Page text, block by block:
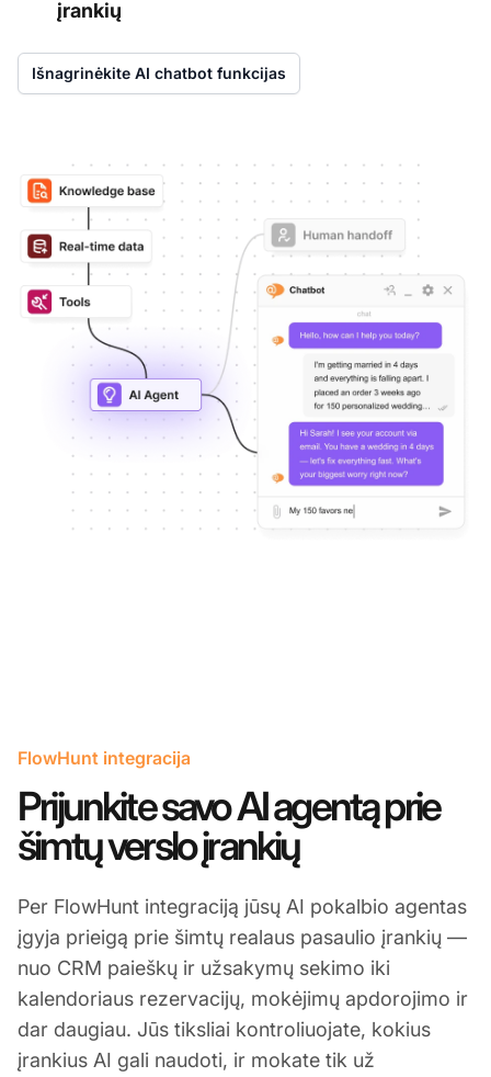
įrankių
Išnagrinėkite AI chatbot funkcijas
FlowHunt integracija
Prijunkite savo AI agentą prie
šimtų verslo įrankių
Per FlowHunt integraciją jūsų AI pokalbio agentas
įgyja prieigą prie šimtų realaus pasaulio įrankių —
nuo CRM paieškų ir užsakymų sekimo iki
kalendoriaus rezervacijų, mokėjimų apdorojimo ir
dar daugiau. Jūs tiksliai kontroliuojate, kokius
įrankius AI gali naudoti, ir mokate tik už